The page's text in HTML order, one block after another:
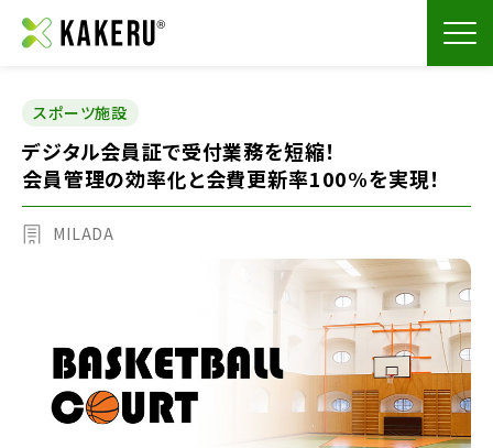
スポーツ施設
デジタル会員証で受付業務を短縮！
会員管理の効率化と会費更新率100%を実現！
MILADA